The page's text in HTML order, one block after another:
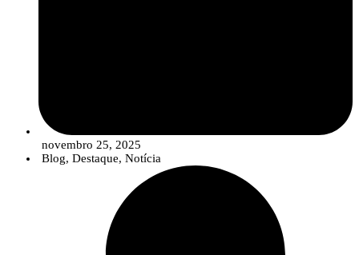
novembro 25, 2025
Blog, Destaque, Notícia